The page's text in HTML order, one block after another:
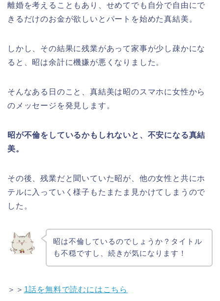
離婚を考えることもあり、せめてでも自分で自由にで
きるだけのお金が欲しいとパートを始めた真結美。
しかし、その結果に残業があって家事が少し疎かにな
ると、昭は余計に機嫌が悪くなりました。
そんなある日のこと、真結美は昭のスマホに女性から
のメッセージを発見します。
昭が不倫をしているかもしれないと、不安になる真結
美。
その後、残業だと聞いていた昭が、他の女性と共にホ
テルに入っていく様子もたまたま見かけてしまうので
した。
昭は不倫しているのでしょうか？タイトル
も不穏ですし、続きが気になります！
＞＞ 1話を無料で読むにはこちら